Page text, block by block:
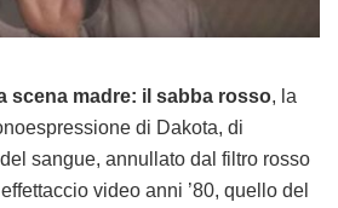
scena madre: il sabba rosso, la
di Dakota, di
sangue, annullato dal filtro rosso
video anni ’80, quello del